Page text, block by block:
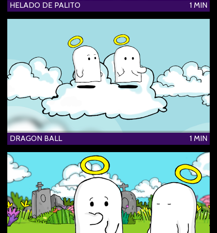
HELADO DE PALITO 1 MIN
DRAGON BALL 1 MIN